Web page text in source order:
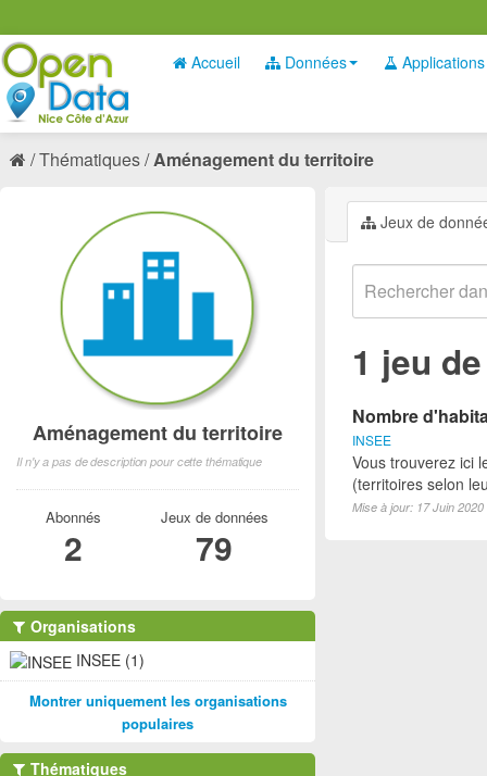
Accueil Données Applications
Thématiques Aménagement du territoire
Jeux de
1 jeu
Nombre
INSEE
Vous trouverez ici
(territoires selon
Mise à jour: 17 Juin 2020
Aménagement du territoire
Il n'y a pas de description pour cette thématique
Abonnés
2
Jeux de données
79
Organisations
INSEE (1)
Montrer uniquement les organisations
populaires
Thématiques